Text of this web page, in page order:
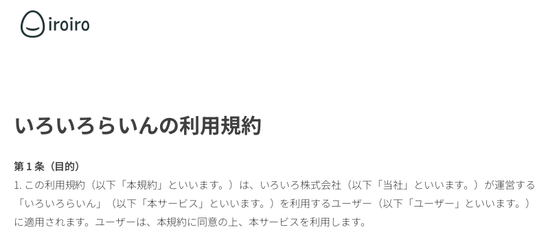
いろいろらいんの利用規約
第 1 条（目的）
1. この利用規約（以下「本規約」といいます。）は、いろいろ株式会社（以下「当社」といいます。）が運営する
「いろいろらいん」（以下「本サービス」といいます。）を利用するユーザー（以下「ユーザー」といいます。）
に適用されます。ユーザーは、本規約に同意の上、本サービスを利用します。